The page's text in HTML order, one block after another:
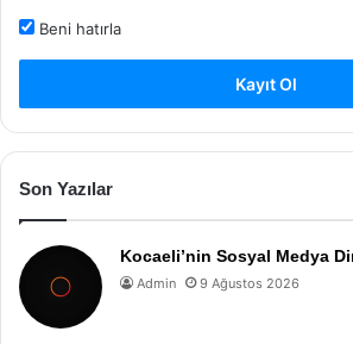
Beni hatırla
Kayıt Ol
Son Yazılar
Kocaeli’nin Sosyal Medya
Admin 9 Ağustos 2026